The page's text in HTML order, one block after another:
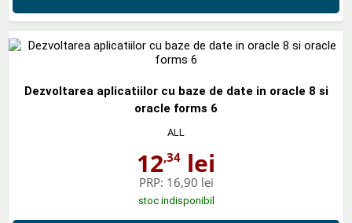
Dezvoltarea aplicatiilor cu baze de date in oracle 8 si
oracle forms 6
ALL
12,34 lei
PRP: 16,90 lei
stoc indisponibil